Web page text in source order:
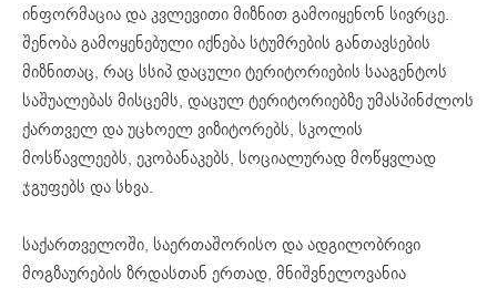
ინფორმაცია და კვლევითი მიზნით გამოიყენონ სივრცე.
შენობა გამოყენებული იქნება სტუმრების განთავსების
მიზნითაც, რაც სსიპ დაცული ტერიტორიების სააგენტოს
საშუალებას მისცემს, დაცულ ტერიტორიებზე უმასპინძლოს
ქართველ და უცხოელ ვიზიტორებს, სკოლის
მოსწავლეებს, ეკობანაკებს, სოციალურად მოწყვლად
ჯგუფებს და სხვა.
საქართველოში, საერთაშორისო და ადგილობრივი
მოგზაურების ზრდასთან ერთად, მნიშვნელოვანია